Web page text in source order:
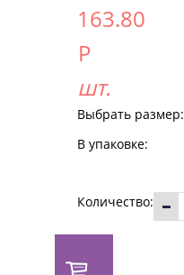
163.80
Р
шт.
Выбрать размер:
В упаковке:
Количество: